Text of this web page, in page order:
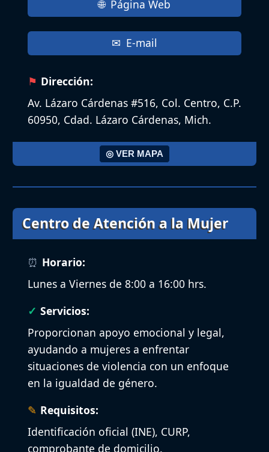
Página Web
E-mail
Dirección:
Av. Lázaro Cárdenas #516, Col. Centro, C.P.
60950, Cdad. Lázaro Cárdenas, Mich.
◎ VER MAPA
Centro de Atención a la Mujer
Horario:
Lunes a Viernes de 8:00 a 16:00 hrs.
Servicios:
Proporcionan apoyo emocional y legal,
ayudando a mujeres a enfrentar
situaciones de violencia con un enfoque
en la igualdad de género.
Requisitos:
Identificación oficial (INE), CURP,
comprobante de domicilio.